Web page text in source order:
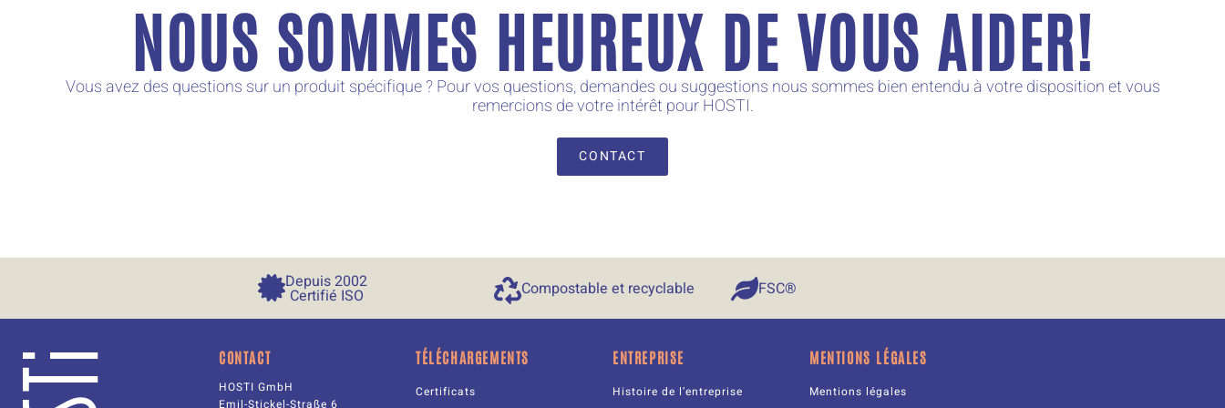
NOUS SOMMES HEUREUX DE VOUS AIDER!
Vous avez des questions sur un produit spécifique ? Pour vos questions, demandes ou suggestions nous sommes bien entendu à votre disposition et vous
remercions de votre intérêt pour HOSTI.
CONTACT
Certifié ISO
Depuis 2002 Compostable et recyclable FSC®
CONTACT
HOSTI GmbH
TÉLÉCHARGEMENTS
Certificats
ENTREPRISE
Histoire de l’entreprise
MENTIONS LÉGALES
Mentions légales